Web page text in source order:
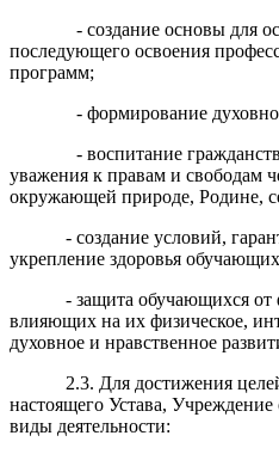
- создание основы для
последующего освоения
программ;
- формирование
- воспитание
уважения к правам и свободам
окружающей природе, Родине,
- создание условий,
укрепление здоровья
- защита обучающихся от
влияющих на их физическое,
духовное и нравственное
2.3. Для достижения
настоящего Устава,
виды деятельности: